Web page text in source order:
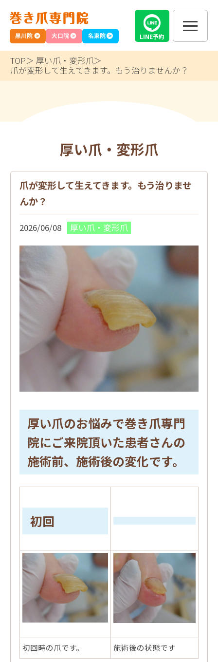
名東院
黒川院 大口院 LINE予約
TOP
厚い爪・変形爪
爪が変形して生えてきます。もう治りませんか？
厚い爪・変形爪
爪が変形して生えてきます。もう治りませ
んか？
2026/06/08 厚い爪・変形爪
厚い爪のお悩みで巻き爪専門
院にご来院頂いた患者さんの
施術前、施術後の変化です。
初回
初回時の爪です。 施術後の状態です